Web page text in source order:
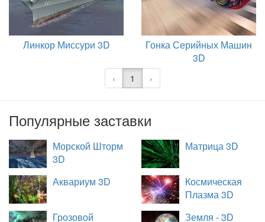
Линкор Миссури 3D
Гонка Серийных Машин
3D
‹ 1 ›
Популярные заставки
Морской Шторм
3D
Матрица 3D
Аквариум 3D
Космическая
Плазма 3D
Грозовой
Земля - 3D